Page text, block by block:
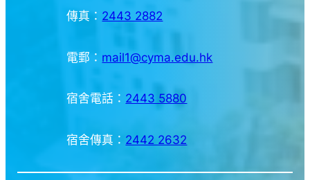
傳真： 2443 2882
電郵： mail1@cyma.edu.hk
宿舍電話： 2443 5880
宿舍傳真： 2442 2632